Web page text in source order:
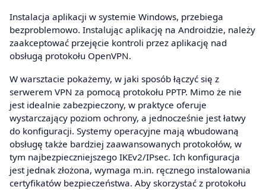
Instalacja aplikacji w systemie Windows, przebiega
bezproblemowo. Instalując aplikację na Androidzie, należy
zaakceptować przejęcie kontroli przez aplikację nad
obsługą protokołu OpenVPN.
W warsztacie pokażemy, w jaki sposób łączyć się z
serwerem VPN za pomocą protokołu PPTP. Mimo że nie
jest idealnie zabezpieczony, w praktyce oferuje
wystarczający poziom ochrony, a jednocześnie jest łatwy
do konfiguracji. Systemy operacyjne mają wbudowaną
obsługę także bardziej zaawansowanych protokołów, w
tym najbezpieczniejszego IKEv2/IPsec. Ich konfiguracja
jest jednak złożona, wymaga m.in. ręcznego instalowania
certyfikatów bezpieczeństwa. Aby skorzystać z protokołu